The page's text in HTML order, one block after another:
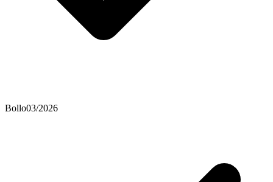
Bollo03/2026